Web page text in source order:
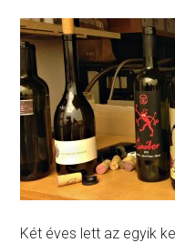
Két éves lett az egyik